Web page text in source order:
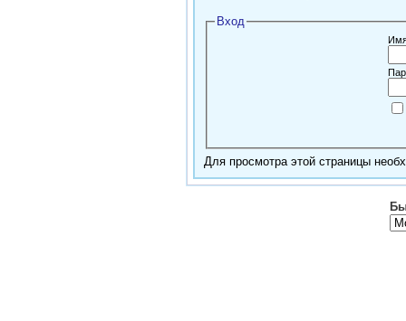
Вход
Для просмотра этой страницы